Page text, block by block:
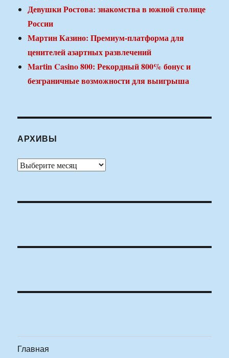
Девушки Ростова: знакомства в южной столице
России
Мартин Казино: Премиум-платформа для
ценителей азартных развлечений
Martin Casino 800: Рекордный 800% бонус и
безграничные возможности для выигрыша
АРХИВЫ
Архивы
Главная